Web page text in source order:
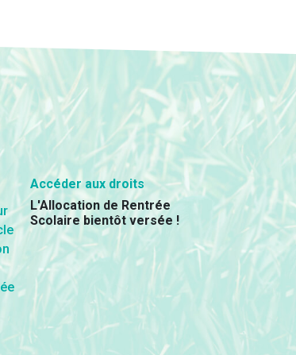
Accéder aux droits
L'Allocation de Rentrée
Scolaire bientôt versée !